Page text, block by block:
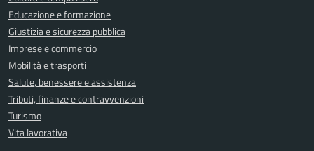
Educazione e formazione
Giustizia e sicurezza pubblica
Imprese e commercio
Mobilità e trasporti
Salute, benessere e assistenza
Tributi, finanze e contravvenzioni
Turismo
Vita lavorativa